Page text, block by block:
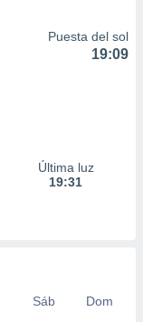
Puesta del sol
19:09
Última luz
19:31
Sáb
Dom